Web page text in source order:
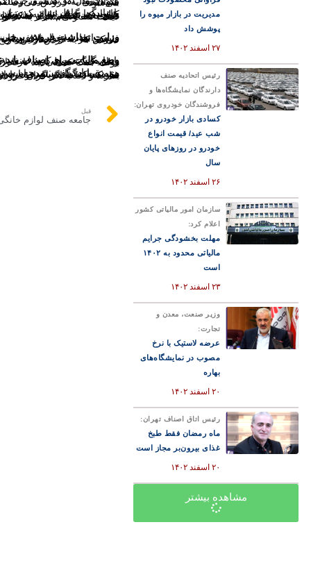
مدیریت در بازار میوه را
پوشش داد
۲۷ اسفند ۱۴۰۲
رئیس اتحادیه صنف
دارندگان نمایشگاه‌ها و
فروشندگان خودروی تهران:
کسادی بازار خودرو در
شب عید/ قیمت انواع
خودرو در روزهای پایان
سال
۲۶ اسفند ۱۴۰۲
سازمان امور مالیاتی کشور
اعلام کرد:
مهلت بخشودگی جرایم
مالیاتی محدود به ۱۴۰۲
است
۲۳ اسفند ۱۴۰۲
وزیر صنعت، معدن و
تجارت:
عرضه لاستیک با نرخ
مصوب در نمایشگاه‌های
بهاره
۲۰ اسفند ۱۴۰۲
رئیس اتاق اصناف تهران:
ماه رمضان فقط طبخ
غذای بیرون‌بر مجاز است
۲۰ اسفند ۱۴۰۲
مشاهده بیشتر
پاشابیگی خاطرنشان کرد: از طرفی یک سری از اقلام فروش در خواربار فروشی‌ها مثل برنج ایرانی که خرید یک کیسه از آن برای خانواده‌ها گران تمام می‌شود، معمولا افراد به اندازه نیازشان و در حد توان خرید انجام می‌دهند، چون به فرض خرید یک کیسه ۱۰ کیلویی برنج ایرانی به ۱ میلیون تومان هم می‌رسد. بنابراین درباره خرید برنج به صورت باز مشکلی وجود ندارد، در مورد شکر هم آن چیزی که تنظیم بازار مشخص می‌کند به صورت فله به واحدهای خوارو بار فروشی توزیع می‌شود و مغازه داران هم موظف هستند به دلیل بحث
وزارت بهداشت فروش برخی
رئیس اتحادیه خواربارفروشان تهران در ادامه گفت: برخی از اقلام همان طور که ذکر شده دارای مجوز از طرف
وضع مالیات برای اصناف باید
پاشابیگی تصریح کرد: صنف خواربارفروشی صنف زحمت کشی است و در هر زمانی با
وی در پایان گفت: مرجع رسیدگی به شکایات اداره تعزیرات است که زیر مجموعه ما به حساب نمی‌آید. کالاهای صنف خواربار فروشی همه قیمت‌گذاری شده است و واحدهای صنفی که دارای
قبل